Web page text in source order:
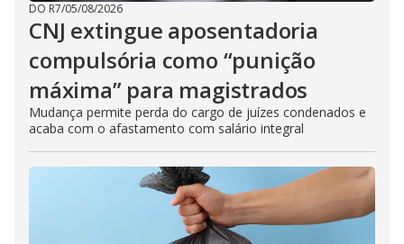
DO R7/05/08/2026
CNJ extingue aposentadoria
compulsória como “punição
máxima” para magistrados
Mudança permite perda do cargo de juízes condenados e
acaba com o afastamento com salário integral